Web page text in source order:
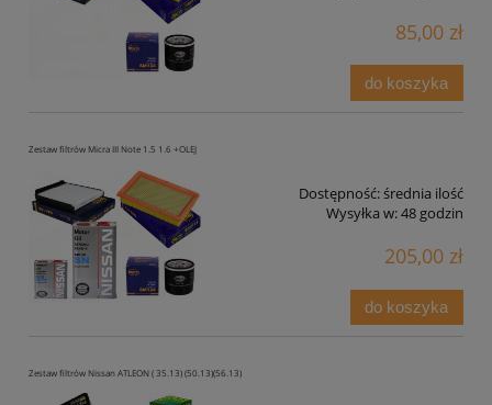
85,00 zł
do koszyka
Zestaw filtrów Micra III Note 1.5 1.6 +OLEJ
Dostępność:średnia ilość
Wysyłka w:48 godzin
205,00 zł
do koszyka
Zestaw filtrów Nissan ATLEON ( 35.13) (50.13)(56.13)